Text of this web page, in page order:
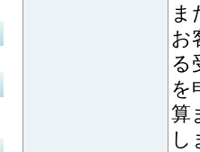
ま
お
る
を
算
し